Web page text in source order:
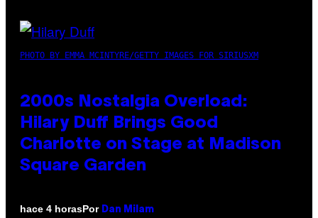
PHOTO BY EMMA MCINTYRE/GETTY IMAGES FOR SIRIUSXM
2000s Nostalgia Overload:
Hilary Duff Brings Good
Charlotte on Stage at Madison
Square Garden
hace 4 horasPor Dan Milam